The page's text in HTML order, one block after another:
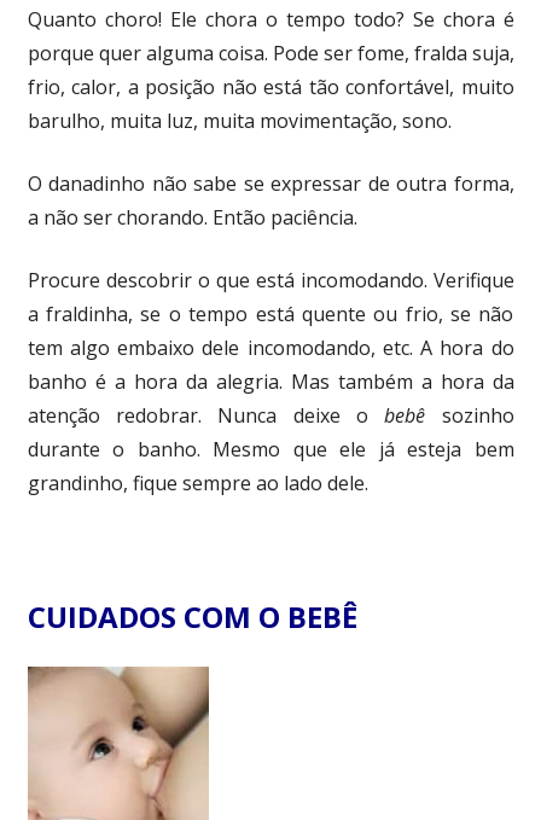
Quanto choro! Ele chora o tempo todo? Se chora é
porque quer alguma coisa. Pode ser fome, fralda suja,
frio, calor, a posição não está tão confortável, muito
barulho, muita luz, muita movimentação, sono.
O danadinho não sabe se expressar de outra forma,
a não ser chorando. Então paciência.
Procure descobrir o que está incomodando. Verifique
a fraldinha, se o tempo está quente ou frio, se não
tem algo embaixo dele incomodando, etc. A hora do
banho é a hora da alegria. Mas também a hora da
atenção redobrar. Nunca deixe obebê sozinho
durante o banho. Mesmo que ele já esteja bem
grandinho, fique sempre ao lado dele.
CUIDADOS COM O BEBÊ